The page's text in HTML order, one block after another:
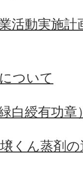
活動実施
ついて
白綬有功
くん蒸剤